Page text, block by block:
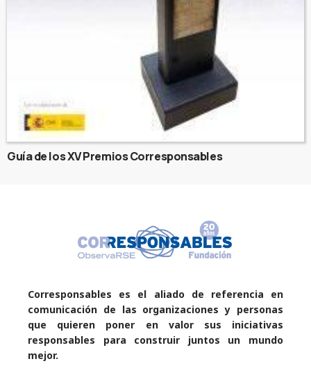
Guía de los XV Premios Corresponsables
Corresponsables es el aliado de referencia en
comunicación de las organizaciones y personas
que quieren poner en valor sus iniciativas
responsables para construir juntos un mundo
mejor.